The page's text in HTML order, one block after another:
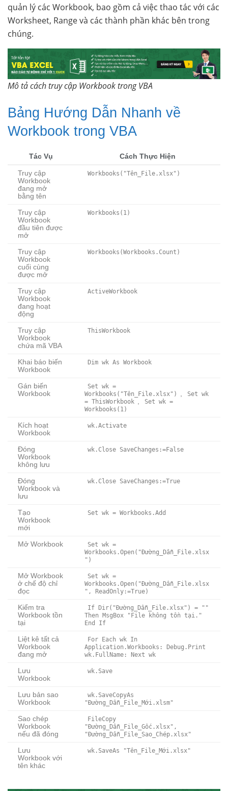
quản lý các Workbook, bao gồm cả việc thao tác với các
Worksheet, Range và các thành phần khác bên trong
chúng.
Mô tả cách truy cập Workbook trong VBA
Bảng Hướng Dẫn Nhanh về
Workbook trong VBA
Tác Vụ Cách Thực Hiện
Truy cập
Workbook
đang mở
bằng tên
Workbooks("Tên_File.xlsx")
Truy cập
Workbook
đầu tiên được
mở
Workbooks(1)
Truy cập
Workbook
cuối cùng
được mở
Workbooks(Workbooks.Count)
Truy cập
Workbook
đang hoạt
động
ActiveWorkbook
Truy cập
Workbook
chứa mã VBA
ThisWorkbook
Khai báo biến
Workbook
Dim wk As Workbook
Gán biến
Workbook
Set wk =
Workbooks("Tên_File.xlsx")
,
Set wk
= ThisWorkbook ,
Set wk =
Workbooks(1)
Kích hoạt
Workbook
wk.Activate
Đóng
Workbook
không lưu
wk.Close SaveChanges:=False
Đóng
Workbook và
lưu
wk.Close SaveChanges:=True
Tạo
Workbook
mới
Set wk = Workbooks.Add
Mở Workbook
Set wk =
Workbooks.Open("Đường_Dẫn_File.xlsx
")
Mở Workbook
ở chế độ chỉ
đọc
Set wk =
Workbooks.Open("Đường_Dẫn_File.xlsx
", ReadOnly:=True)
Kiểm tra
Workbook tồn
tại
If Dir("Đường_Dẫn_File.xlsx") = ""
Then MsgBox "File không tồn tại."
End If
Liệt kê tất cả
Workbook
đang mở
For Each wk In
Application.Workbooks: Debug.Print
wk.FullName: Next wk
Lưu
Workbook
wk.Save
Lưu bản sao
Workbook
wk.SaveCopyAs
"Đường_Dẫn_File_Mới.xlsm"
Sao chép
Workbook
nếu đã đóng
FileCopy
"Đường_Dẫn_File_Gốc.xlsx",
"Đường_Dẫn_File_Sao_Chép.xlsx"
Lưu
Workbook với
tên khác
wk.SaveAs "Tên_File_Mới.xlsx"